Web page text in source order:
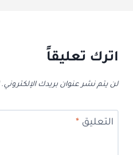
اترك تعليقاً
لن يتم نشر عنوان بريدك الإلكتروني.
التعليق *